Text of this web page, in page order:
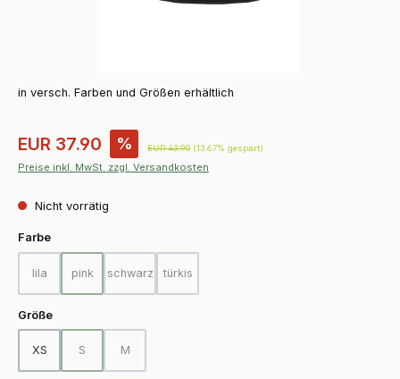
in versch. Farben und Größen erhältlich
Verkaufspreis:
EUR 37.90 % Regulärer Preis:
EUR 43.90 (13.67% gespart)
Preise inkl. MwSt. zzgl. Versandkosten
Nicht vorrätig
Farbeauswählen
lila
(Diese Option ist zurzeit nicht verfügbar.)
pink
(Diese Option ist zurzeit nicht verfügbar.)
schwarz
(Diese Option ist zurzeit nicht verfügbar.)
türkis
(Diese Option ist zurzeit nicht verfügbar.)
Größeauswählen
XS S
(Diese Option ist zurzeit nicht verfügbar.)
M
(Diese Option ist zurzeit nicht verfügbar.)